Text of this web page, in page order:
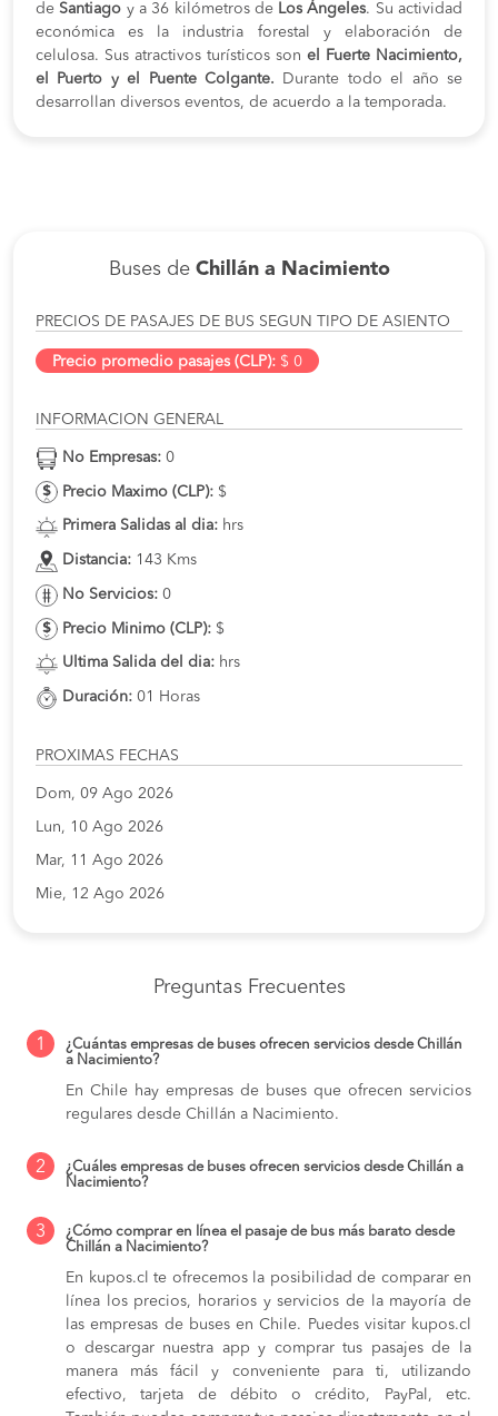
deSantiago y a 36 kilómetros de Los Ángeles. Su actividad
económica es la industria forestal y elaboración de
celulosa. Sus atractivos turísticos son el Fuerte Nacimiento,
el Puerto y el Puente Colgante.
Durante todo el año se
desarrollan diversos eventos, de acuerdo a la temporada.
Buses de Chillán a Nacimiento
PRECIOS DE PASAJES DE BUS SEGUN TIPO DE ASIENTO
Precio promedio pasajes (CLP): $ 0
INFORMACION GENERAL
No Empresas: 0
Precio Maximo (CLP): $
Primera Salidas al dia: hrs
Distancia: 143 Kms
No Servicios: 0
Precio Minimo (CLP): $
Ultima Salida del dia: hrs
Duración: 01 Horas
PROXIMAS FECHAS
Dom, 09 Ago 2026
Lun, 10 Ago 2026
Mar, 11 Ago 2026
Mie, 12 Ago 2026
Preguntas Frecuentes
1
¿Cuántas empresas de buses ofrecen servicios desde Chillán
a Nacimiento?
En Chile hay empresas de buses que ofrecen servicios
regulares desde Chillán a Nacimiento.
2
¿Cuáles empresas de buses ofrecen servicios desde Chillán a
Nacimiento?
3
¿Cómo comprar en línea el pasaje de bus más barato desde
Chillán a Nacimiento?
En kupos.cl te ofrecemos la posibilidad de comparar en
línea los precios, horarios y servicios de la mayoría de
las empresas de buses en Chile. Puedes visitar kupos.cl
o descargar nuestra app y comprar tus pasajes de la
manera más fácil y conveniente para ti, utilizando
efectivo, tarjeta de débito o crédito, PayPal, etc.